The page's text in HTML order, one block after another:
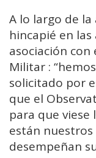
A lo largo de
hincapié en las
asociación con
Militar :
solicitado por
que el
para que viese
están
desempeñan